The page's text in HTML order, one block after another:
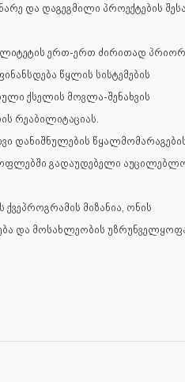
და დაგეგმილი პროექტების
ერთ-ერთ ძირითად
წყლის სისტემების
ქსელის მოვლა-შენახვის
რეაბილიტაციას.
დანიშნულების
გადაუდებელი
მიზანია, ონის
და მოსახლეობის